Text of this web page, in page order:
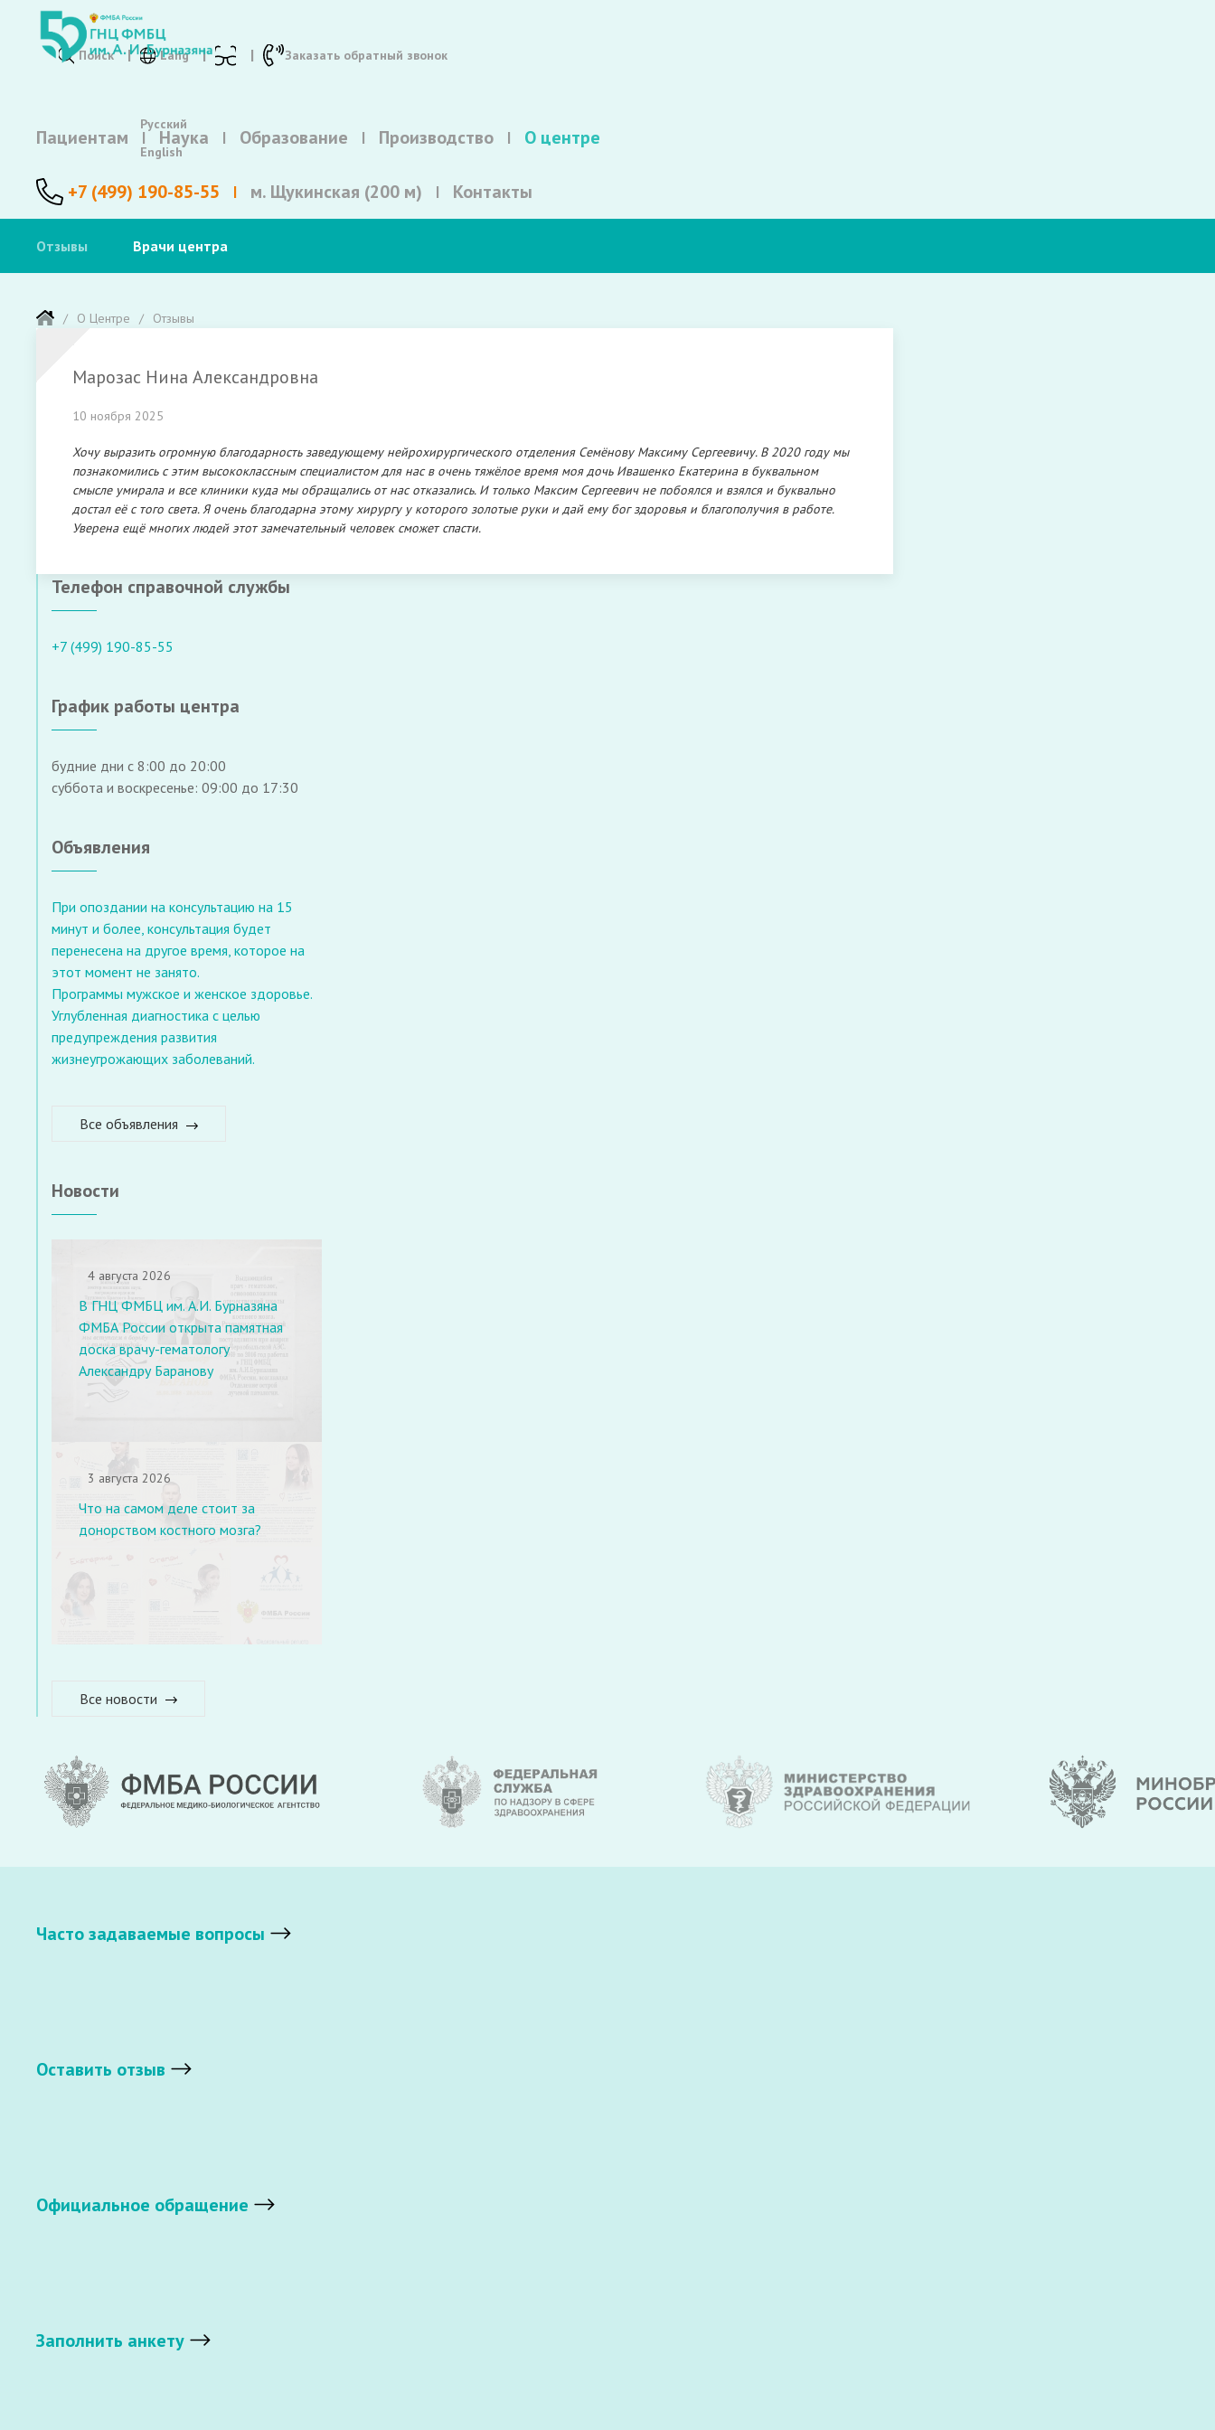
Поиск Lang
Русский
English
Заказать обратный звонок
Пациентам Наука Образование Производство О центре
+7 (499) 190-85-55 м. Щукинская (200 м) Контакты
Отзывы Врачи центра
О Центре Отзывы
Марозас Нина Александровна
10 ноября 2025
Хочу выразить огромную благодарность заведующему нейрохирургического отделения Семёнову Максиму Сергеевичу. В 2020 году мы
познакомились с этим высококлассным специалистом для нас в очень тяжёлое время моя дочь Ивашенко Екатерина в буквальном
смысле умирала и все клиники куда мы обращались от нас отказались. И только Максим Сергеевич не побоялся и взялся и буквально
достал её с того света. Я очень благодарна этому хирургу у которого золотые руки и дай ему бог здоровья и благополучия в работе.
Уверена ещё многих людей этот замечательный человек сможет спасти.
Телефон справочной службы
+7 (499) 190-85-55
График работы центра
будние дни с 8:00 до 20:00
суббота и воскресенье: 09:00 до 17:30
Объявления
При опоздании на консультацию на 15
минут и более, консультация будет
перенесена на другое время, которое на
этот момент не занято.
Программы мужское и женское здоровье.
Углубленная диагностика с целью
предупреждения развития
жизнеугрожающих заболеваний.
Все объявления
Новости
4 августа 2026
В ГНЦ ФМБЦ им. А.И. Бурназяна
ФМБА России открыта памятная
доска врачу-гематологу
Александру Баранову
3 августа 2026
Что на самом деле стоит за
донорством костного мозга?
Все новости
Часто задаваемые вопросы
Оставить отзыв
Официальное обращение
Заполнить анкету